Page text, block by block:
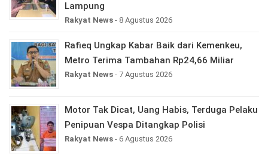
Lampung
Rakyat News - 8 Agustus 2026
Rafieq Ungkap Kabar Baik dari Kemenkeu,
Metro Terima Tambahan Rp24,66 Miliar
Rakyat News - 7 Agustus 2026
Motor Tak Dicat, Uang Habis, Terduga Pelaku
Penipuan Vespa Ditangkap Polisi
Rakyat News - 6 Agustus 2026